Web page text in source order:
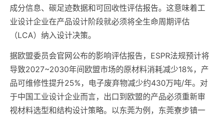
成分信息、碳足迹数据和可回收性评估报告。这意味着工
业设计企业在产品设计阶段就必须将全生命周期评估
（LCA）纳入设计决策。
据欧盟委员会官网公布的影响评估报告，ESPR法规预计将
导致2027~2030年间欧盟市场的原材料消耗减少18%，产
品可维修性提升25%，电子废弃物减少约430万吨/年。对
于中国工业设计企业而言，出口到欧盟的产品必须重新审
视材料选型和结构设计策略。以东莞为例，东莞寮步镇一